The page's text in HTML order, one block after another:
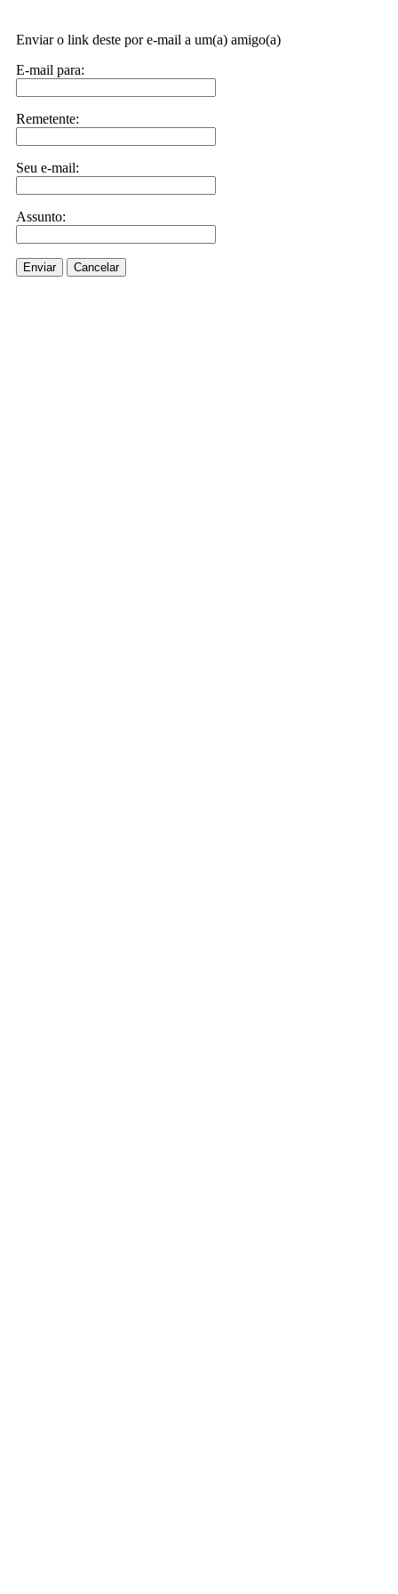
Enviar o link deste por e-mail a um(a) amigo(a)
E-mail para:
Remetente:
Seu e-mail:
Assunto:
Enviar Cancelar